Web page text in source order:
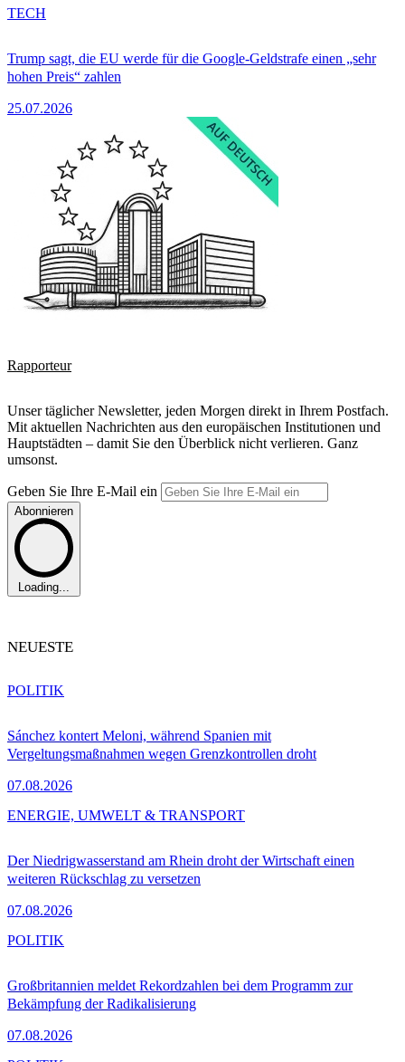
Trump sagt, die EU werde für die Google-Geldstrafe einen „sehr
hohen Preis“ zahlen
25.07.2026
TECH
Rapporteur
Unser täglicher Newsletter, jeden Morgen direkt in Ihrem Postfach.
Mit aktuellen Nachrichten aus den europäischen Institutionen und
Hauptstädten – damit Sie den Überblick nicht verlieren. Ganz
umsonst.
Geben Sie Ihre E-Mail ein
Abonnieren
Loading...
NEUESTE
Sánchez kontert Meloni, während Spanien mit
Vergeltungsmaßnahmen wegen Grenzkontrollen droht
07.08.2026
POLITIK
Der Niedrigwasserstand am Rhein droht der Wirtschaft einen
weiteren Rückschlag zu versetzen
07.08.2026
ENERGIE, UMWELT & TRANSPORT
Großbritannien meldet Rekordzahlen bei dem Programm zur
Bekämpfung der Radikalisierung
07.08.2026
POLITIK